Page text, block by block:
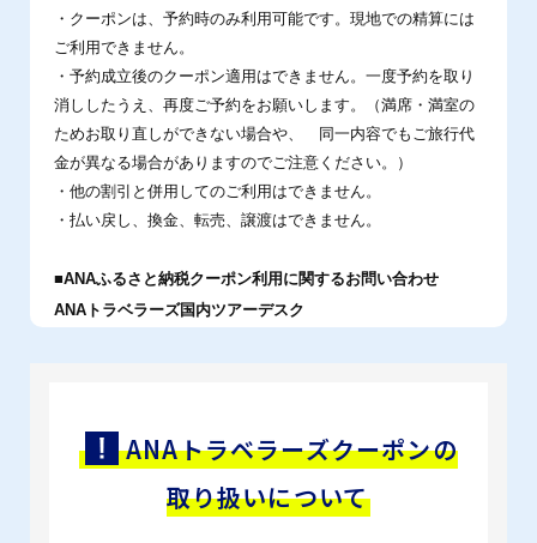
・クーポンは、予約時のみ利用可能です。現地での精算には
ご利用できません。
・予約成立後のクーポン適用はできません。一度予約を取り
消ししたうえ、再度ご予約をお願いします。（満席・満室の
ためお取り直しができない場合や、
同一内容でもご旅行代
金が異なる場合がありますのでご注意ください。）
・他の割引と併用してのご利用はできません。
・払い戻し、換金、転売、譲渡はできません。
■ANAふるさと納税クーポン利用に関するお問い合わせ
ANAトラベラーズ国内ツアーデスク
https://faq.ana-x.co.jp/faq/dom/web/form152.html
■受付時間
9：30～18：00（12/31～1/3は除く）
ANAトラベラーズクーポンの
取り扱いについて